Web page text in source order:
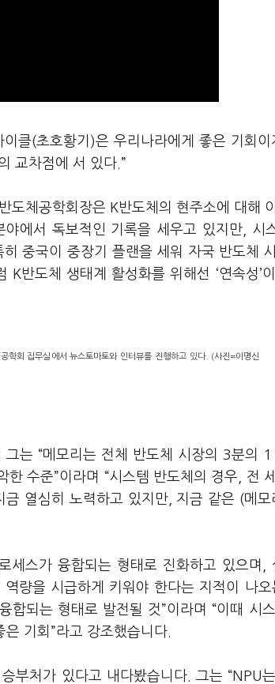
클(초호황기)은 우리나라에게 좋은 기회
교차점에 서 있다.”
도체공학회장은 K반도체의 현주소에 대해
에서 독보적인 기록을 세우고 있지만, 시
중국이 중장기 플랜을 세워 자국 반도체
반도체 생태계 활성화를 위해선 ‘연속성’
학회 집무실에서 뉴스토마토와 인터뷰를 진행하고 있다. (사진=이명신
는 “메모리는 전체 반도체 시장의 3분의 1
수준”이라며 “시스템 반도체의 경우, 전
열심히 노력하고 있지만, 지금 같은 (메
스가 융합되는 형태로 진화하고 있으며,
량을 시급하게 키워야 한다는 지적이 나오
합되는 형태로 발전될 것”이라며 “이때 시
기회”라고 강조했습니다.
부처가 있다고 내다봤습니다. 그는 “NPU